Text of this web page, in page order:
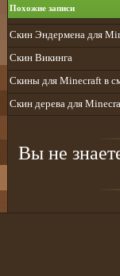
Похожие записи
Скин Эндермена для
Скин Викинга
Скины для Minecraft в
Скин дерева для
Вы не